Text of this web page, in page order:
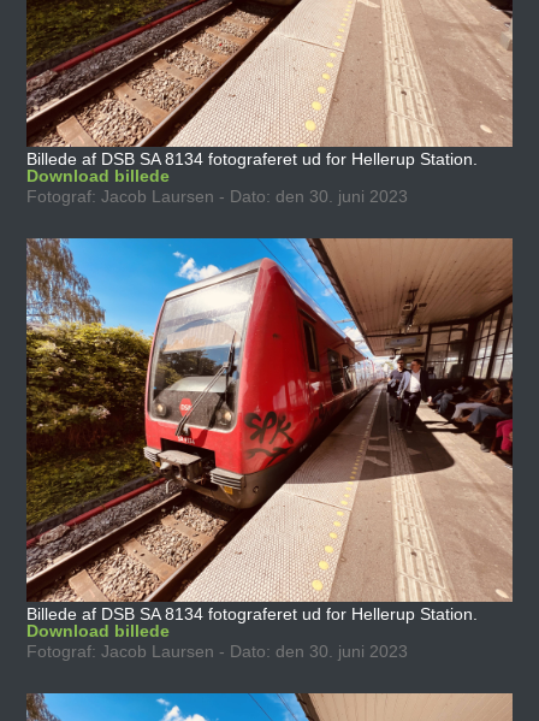
Billede af DSB SA 8134 fotograferet ud for Hellerup Station.
Download billede
Fotograf: Jacob Laursen - Dato: den 30. juni 2023
Billede af DSB SA 8134 fotograferet ud for Hellerup Station.
Download billede
Fotograf: Jacob Laursen - Dato: den 30. juni 2023